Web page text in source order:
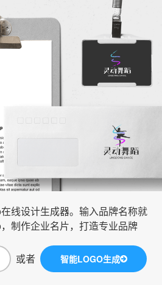
线设计生成器。输入品牌名称就
制作企业名片，打造专业品牌
或者 智能LOGO生成